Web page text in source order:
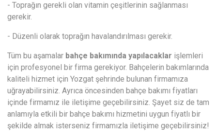
- Toprağın gerekli olan vitamin çeşitlerinin sağlanması
gerekir.
- Düzenli olarak toprağın havalandırılması gerekir.
Tüm bu aşamalar bahçe bakımında yapılacaklar işlemleri
için profesyonel bir firma gerekiyor. Bahçelerin bakımlarında
kaliteli hizmet için Yozgat şehrinde bulunan firmamıza
uğrayabilirsiniz. Ayrıca öncesinden bahçe bakımı fiyatları
içinde firmamız ile iletişime geçebilirsiniz. Şayet siz de tam
anlamıyla etkili bir bahçe bakımı hizmetini uygun fiyatlı bir
şekilde almak isterseniz firmamızla iletişime geçebilirsiniz!